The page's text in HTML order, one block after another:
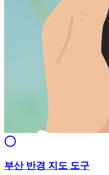
부산 반경 지도 도구